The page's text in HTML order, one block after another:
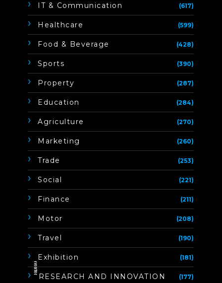
IT & Communication (617)
Healthcare (599)
Food & Beverage (428)
Sports (390)
Property (287)
Education (284)
Agriculture (270)
Marketing (260)
Trade (253)
Social (221)
Finance (211)
Motor (208)
Travel (190)
Exhibition (181)
ิิีิิิิิRESEARCH AND INNOVATION (177)